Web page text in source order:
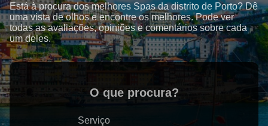
Está à procura dos melhores Spas da distrito de Porto? Dê
uma vista de olhos e encontre os melhores. Pode ver
todas as avaliações, opiniões e comentários sobre cada
um deles.
O que procura?
Serviço